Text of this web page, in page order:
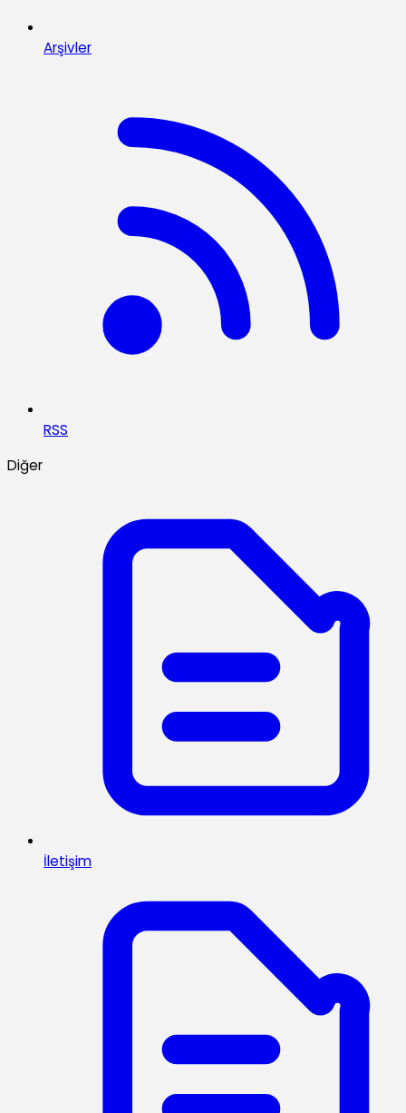
Arşivler
RSS
Diğer
İletişim